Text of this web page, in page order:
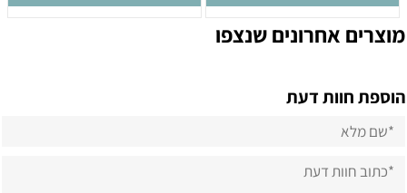
מוצרים אחרונים שנצפו
הוספת חוות דעת